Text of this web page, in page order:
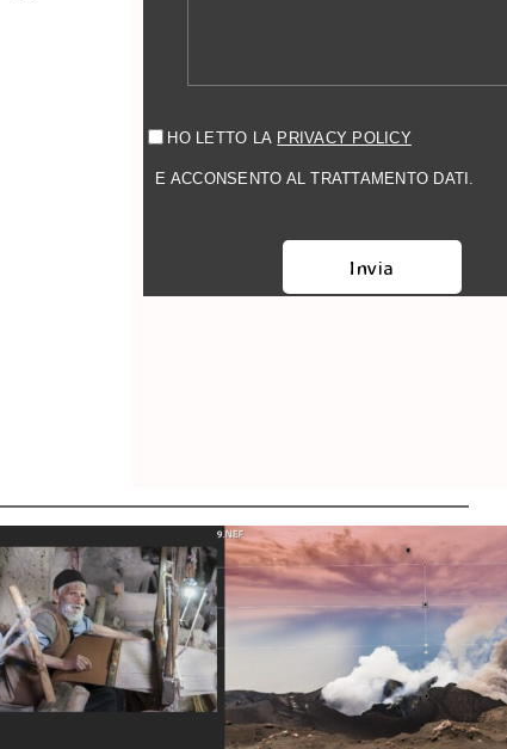
HO LETTO LA PRIVACY POLICY
E ACCONSENTO AL TRATTAMENTO DATI.